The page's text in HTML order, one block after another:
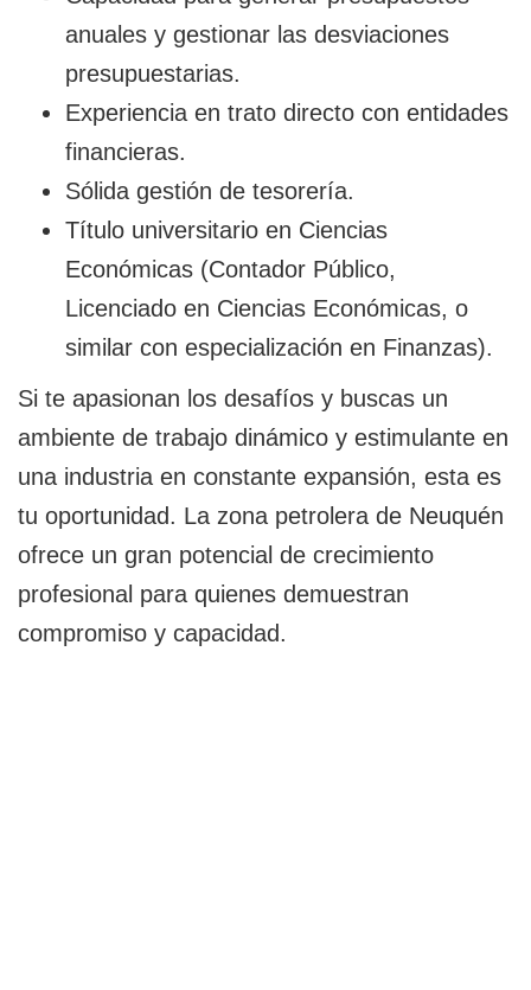
anuales y gestionar las desviaciones
presupuestarias.
Experiencia en trato directo con entidades
financieras.
Sólida gestión de tesorería.
Título universitario en Ciencias
Económicas (Contador Público,
Licenciado en Ciencias Económicas, o
similar con especialización en Finanzas).
Si te apasionan los desafíos y buscas un
ambiente de trabajo dinámico y estimulante en
una industria en constante expansión, esta es
tu oportunidad. La zona petrolera de Neuquén
ofrece un gran potencial de crecimiento
profesional para quienes demuestran
compromiso y capacidad.